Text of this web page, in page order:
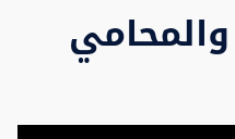
والمحامي